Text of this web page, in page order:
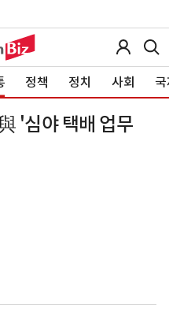
정책 정치 사회
'심야 택배 업무